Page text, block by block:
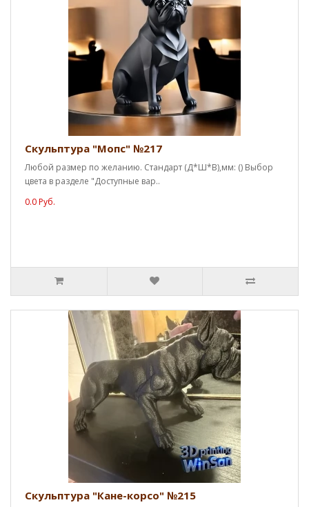
Скульптура "Мопс" №217
Любой размер по желанию. Стандарт (Д*Ш*В),мм: () Выбор
цвета в разделе "Доступные вар..
0.0 Руб.
Скульптура "Кане-корсо" №215